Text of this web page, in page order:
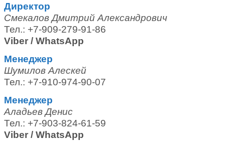
Директор
Смекалов Дмитрий Александрович
Тел.: +7-909-279-91-86
Viber / WhatsApp
Менеджер
Шумилов Алескей
Тел.: +7-910-974-90-07
Менеджер
Аладьев Денис
Тел.: +7-903-824-61-59
Viber / WhatsApp